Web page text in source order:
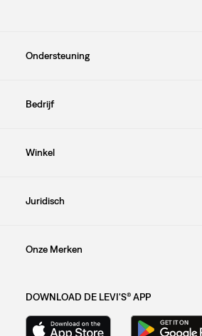
Ondersteuning
Bedrijf
Winkel
Juridisch
Onze Merken
DOWNLOAD DE LEVI'S® APP